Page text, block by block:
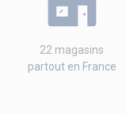
22 magasins
partout en France